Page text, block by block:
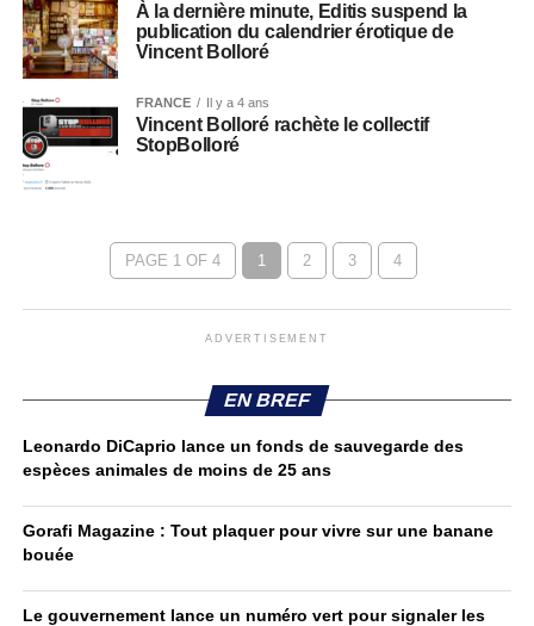
À la dernière minute, Editis suspend la
publication du calendrier érotique de
Vincent Bolloré
FRANCE Il y a 4 ans
Vincent Bolloré rachète le collectif
StopBolloré
PAGE 1 OF 4 1 2 3 4
ADVERTISEMENT
EN BREF
Leonardo DiCaprio lance un fonds de sauvegarde des
espèces animales de moins de 25 ans
Gorafi Magazine : Tout plaquer pour vivre sur une banane
bouée
Le gouvernement lance un numéro vert pour signaler les